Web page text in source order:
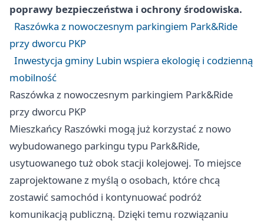
poprawy bezpieczeństwa i ochrony środowiska.
Raszówka z nowoczesnym parkingiem Park&Ride
przy dworcu PKP
Inwestycja gminy Lubin wspiera ekologię i codzienną
mobilność
Raszówka z nowoczesnym parkingiem Park&Ride
przy dworcu PKP
Mieszkańcy Raszówki mogą już korzystać z nowo
wybudowanego parkingu typu Park&Ride,
usytuowanego tuż obok stacji kolejowej. To miejsce
zaprojektowane z myślą o osobach, które chcą
zostawić samochód i kontynuować podróż
komunikacją publiczną. Dzięki temu rozwiązaniu